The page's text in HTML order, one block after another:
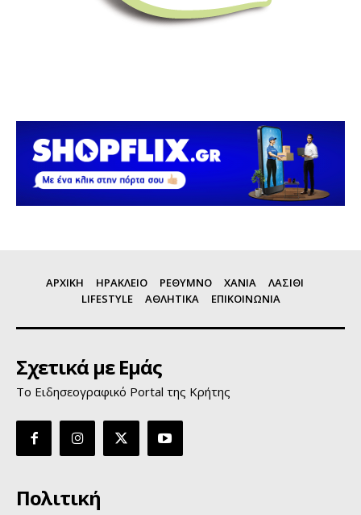
ΑΡΧΙΚΗ ΗΡΑΚΛΕΙΟ ΡΕΘΥΜΝΟ ΧΑΝΙΑ
ΛΑΣΙΘΙ
LIFESTYLE
ΑΘΛΗΤΙΚΑ ΕΠΙΚΟΙΝΩΝΙΑ
Σχετικά με Εμάς
Το Ειδησεογραφικό Portal της Κρήτης
Πολιτική